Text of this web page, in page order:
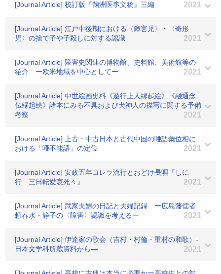
[Journal Article] 校訂版『鞠洲医事文稿』三編 2021
[Journal Article] 江戸中後期における〈障害児〉・〈奇形
児〉の捨て子や子殺しに対する認識
2021
[Journal Article] 障害史関連の博物館、史料館、美術館等の
紹介 ー欧米地域を中心としてー
2021
[Journal Article] 中世絵画史料《遊行上人縁起絵》《融通念
仏縁起絵》諸本にみる不具および犬神人の描写に関する予備
考察
2021
[Journal Article] 上古・中古日本と古代中国の唖語彙位相に
おける「唖不能語」の定位
2021
[Journal Article] 安政五年コレラ流行とおどけ長唄『しに
行 三日転愛哀死々』
2021
[Journal Article] 武家夫婦の日記と夫婦記録 ー広島藩儒者
頼春水・静子の〈障害〉認識を考えるー
2021
[Journal Article] 伊達家の歌会（吉村・村倫・重村の和歌）-
日本文学科所蔵資料から―
2021